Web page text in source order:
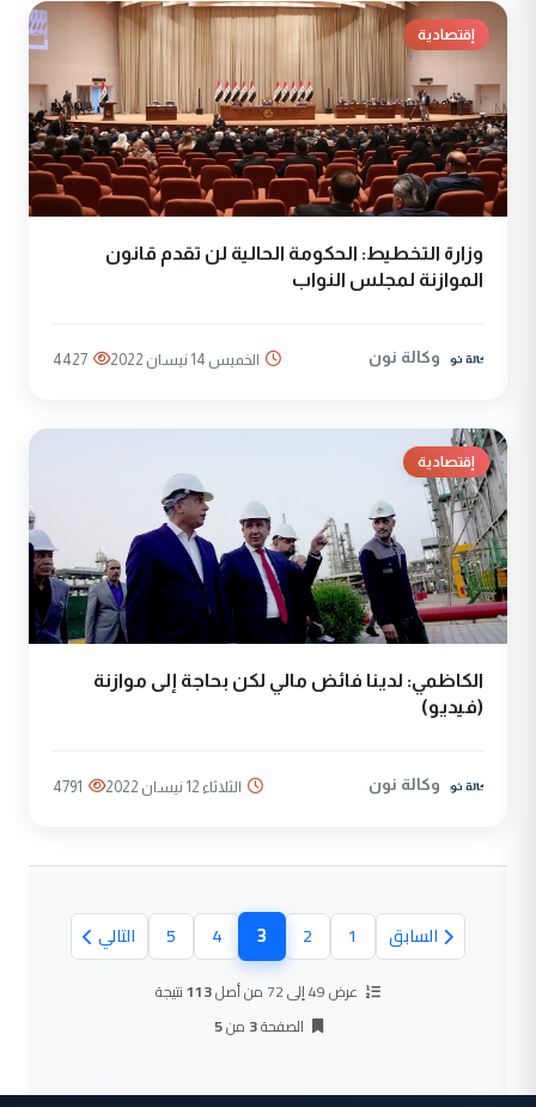
إقتصادية
وزارة التخطيط: الحكومة الحالية لن تقدم قانون
الموازنة لمجلس النواب
وكالة نون الخميس 14 نيسان 2022 4427
إقتصادية
الكاظمي: لدينا فائض مالي لكن بحاجة إلى موازنة
(فيديو)
وكالة نون الثلاثاء 12 نيسان 2022 4791
السابق 1
2
3
(الصفحة الحالية)
4
5 التالي
عرض 49 إلى 72 من أصل 113نتيجة
الصفحة3 من5